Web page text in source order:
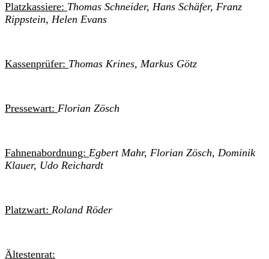
Platzkassiere: Thomas Schneider, Hans Schäfer, Franz
Rippstein, Helen Evans
Kassenprüfer: Thomas Krines, Markus Götz
Pressewart: Florian Zösch
Fahnenabordnung: Egbert Mahr, Florian Zösch, Dominik
Klauer, Udo Reichardt
Platzwart: Roland Röder
Ältestenrat: